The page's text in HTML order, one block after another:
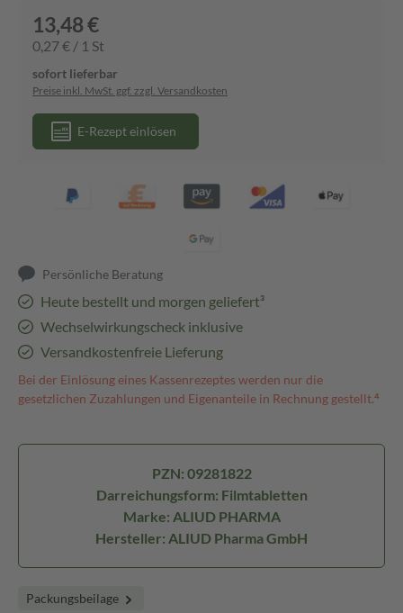
13,48 €
0,27 € / 1 St
sofort lieferbar
Preise inkl. MwSt. ggf. zzgl. Versandkosten
E-Rezept einlösen
Persönliche Beratung
Heute bestellt und morgen geliefert³
Wechselwirkungscheck inklusive
Versandkostenfreie Lieferung
Bei der Einlösung eines Kassenrezeptes werden nur die
gesetzlichen Zuzahlungen und Eigenanteile in Rechnung gestellt.⁴
PZN: 09281822
Darreichungsform: Filmtabletten
Marke: ALIUD PHARMA
Hersteller: ALIUD Pharma GmbH
Packungsbeilage